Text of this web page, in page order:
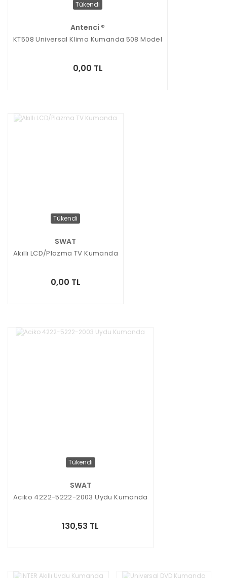
Tükendi
Antenci ®
KT508 Universal Klima Kumanda 508 Model
0,00 TL
Tükendi
SWAT
Akıllı LCD/Plazma TV Kumanda
0,00 TL
Tükendi
SWAT
Aciko 4222-5222-2003 Uydu Kumanda
130,53 TL